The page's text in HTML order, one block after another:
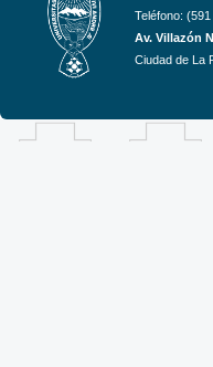
Teléfono:
Av. Villazón
Ciudad de La